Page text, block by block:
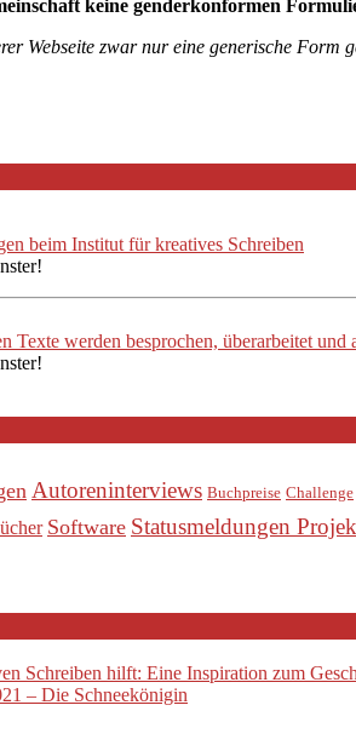
keine genderkonformen
Webseite zwar nur eine generische
beim Institut für kreatives Schreiben
werden besprochen, überarbeitet und
Autoreninterviews Buchpreise Challenge
Software Statusmeldungen
Schreiben hilft: Eine Inspiration zum
– Die Schneekönigin